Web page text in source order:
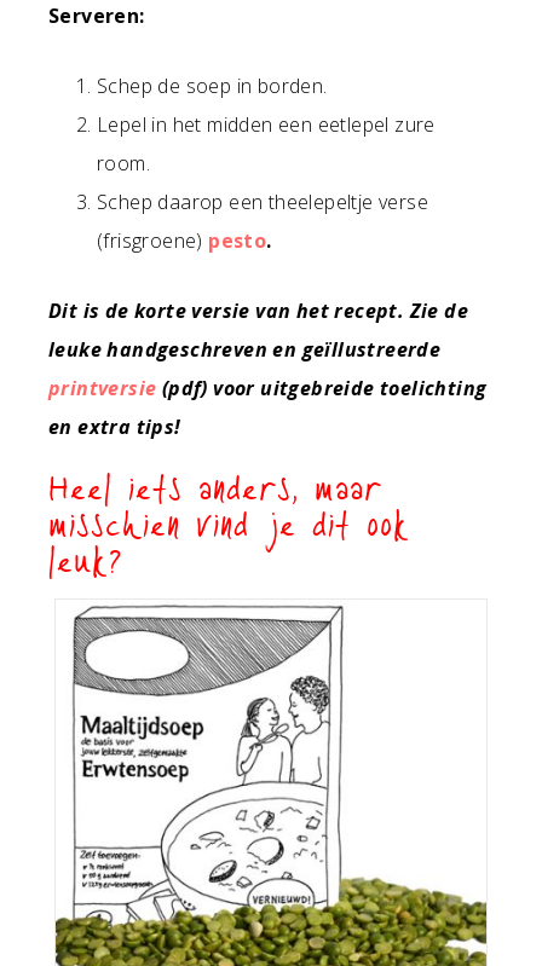
Serveren:
Schep de soep in borden.
Lepel in het midden een eetlepel zure
room.
Schep daarop een theelepeltje verse
(frisgroene) pesto.
Dit is de korte versie van het recept. Zie de
leuke handgeschreven en geïllustreerde
printversie (pdf) voor uitgebreide toelichting
en extra tips!
Heel iets anders, maar
misschien vind je dit ook
leuk?